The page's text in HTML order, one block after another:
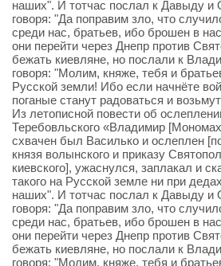
наших". И тотчас послал к Давыду и
говоря: "Да поправим зло, что
среди нас, братьев, ибо брошен в
они перейти через Днепр против
бежать киевляне, но послали к
говоря: "Молим, княже, тебя и
Русской земли! Ибо если начнёте
поганые станут радоваться и
Из летописной повести об
Теребовльского «Владимир
схвачен был Василько и ослеплен
князя волынского и приказу
киевского], ужаснулся, заплакал и
такого на Русской земле ни при
наших". И тотчас послал к Давыду и
говоря: "Да поправим зло, что
среди нас, братьев, ибо брошен в
они перейти через Днепр против
бежать киевляне, но послали к
говоря: "Молим, княже, тебя и